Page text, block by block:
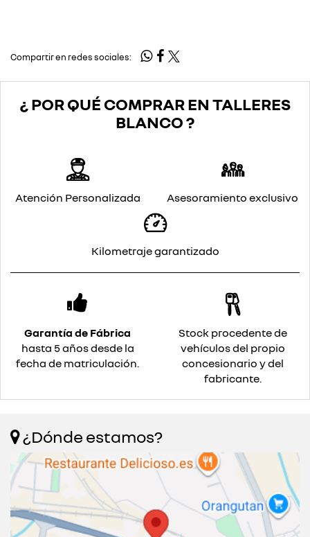
Compartir en redes sociales:
¿ POR QUÉ COMPRAR EN TALLERES
BLANCO ?
Atención Personalizada Asesoramiento exclusivo
Kilometraje garantizado
Garantía de Fábrica
hasta 5 años desde la
fecha de matriculación.
Stock procedente de
vehículos del propio
concesionario y del
fabricante.
¿Dónde estamos?